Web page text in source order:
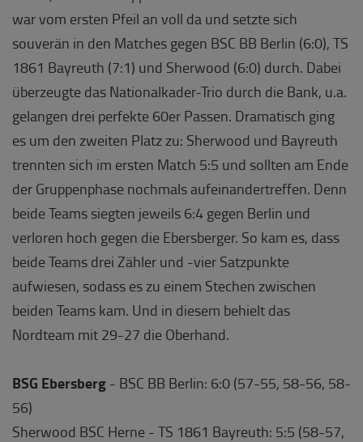
war vom ersten Pfeil an voll da und setzte sich
souverän in den Matches gegen BSC BB Berlin (6:0), TS
1861 Bayreuth (7:1) und Sherwood (6:0) durch. Dabei
überzeugte das Nationalkader-Trio durch die Bank, u.a.
gelangen drei perfekte 60er Passen. Dramatisch ging
es um den zweiten Platz zu: Sherwood und Bayreuth
trennten sich im ersten Match 5:5 und sollten am Ende
der Gruppenphase nochmals aufeinandertreffen. Denn
beide Teams siegten jeweils 6:4 gegen Berlin und
verloren hoch gegen die Ebersberger. So kam es, dass
beide Teams drei Zähler und -vier Satzpunkte
aufwiesen, sodass es zu einem Stechen zwischen
beiden Teams kam. Und in diesem behielt das
Nordteam mit 29-27 die Oberhand.
BSG Ebersberg - BSC BB Berlin: 6:0 (57-55, 58-56, 58-
56)
Sherwood BSC Herne - TS 1861 Bayreuth: 5:5 (58-57,